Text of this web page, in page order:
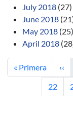
July 2018 (27)
June 2018
May 2018 (25)
April 2018
First page
« Primera ‹‹
Page
22